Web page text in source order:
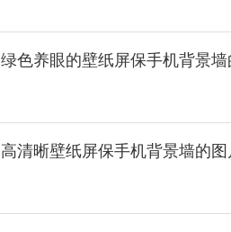
绿色养眼的壁纸屏保手机背景
高清晰壁纸屏保手机背景墙的